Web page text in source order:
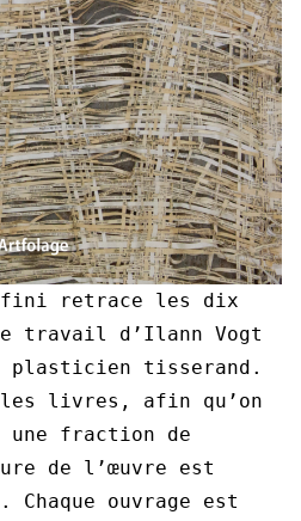
retrace les dix
travail d’Ilann Vogt
plasticien tisserand.
les livres, afin qu’on
fraction de
de l’œuvre est
ouvrage est